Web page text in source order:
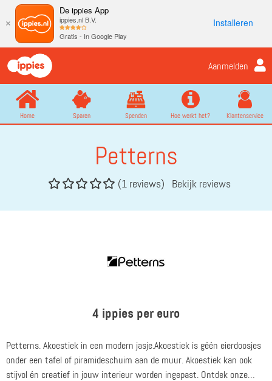
×
De ippies App
ippies.nl B.V.
Gratis - In Google Play
Installeren
Aanmelden
Home Sparen Spenden Hoe werkt het? Klantenservice
Petterns
(1 reviews) Bekijk reviews
4 ippies per euro
Petterns. Akoestiek in een modern jasje.Akoestiek is géén eierdoosjes
onder een tafel of piramideschuim aan de muur. Akoestiek kan ook
stijvol én creatief in jouw interieur worden ingepast. Ontdek onze